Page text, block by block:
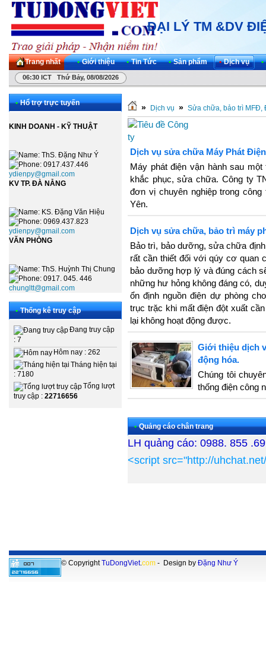
ĐẠI LÝ TM &DV
Trang nhất • Giới thiệu • Tin Tức • Sản phẩm • Dịch vụ •
06:30 ICT Thứ Bảy, 08/08/2026
• Hổ trợ trực tuyến
KINH DOANH - KỸ THUẬT
: ThS. Đặng Như Ý
: 0917.437.446
ydienpy@gmail.com
KV TP. ĐÀ NẴNG
: KS. Đặng Văn Hiệu
: 0969.437.823
ydienpy@gmail.com
VĂN PHÒNG
: ThS. Huỳnh Thị Chung
: 0917. 045. 446
chungltt@gmail.com
• Thống kê truy cập
Đang truy cập
: 7
Hôm nay : 262
Tháng hiện tại
: 7180
Tổng lượt
truy cập : 22716656
» Dịch vụ » Sửa chữa, bảo trì MFĐ,
Dịch vụ sửa chữa Máy Phát
Máy phát điện vận hành sau
khắc phục, sửa chữa. Công ty
đơn vị chuyên nghiệp trong
Yên.
Dịch vụ sửa chữa, bảo trì máy
Bảo trì, bảo dưỡng, sửa chữa
rất cần thiết đối với qúy cơ quan
bảo dưỡng hợp lý và đúng cách
những hư hỏng không đáng có,
ổn định nguồn điện dự phòng
trục trặc khi mất điện đột xuất
lại không hoạt động được.
Giới thiệu dịch
động hóa.
Chúng tôi
thống điện công
• Quảng cáo chân trang
LH quảng cáo: 0988. 855
<script src="http://
© CopyrightTuDongViet.com - Design by Đặng Như Ý